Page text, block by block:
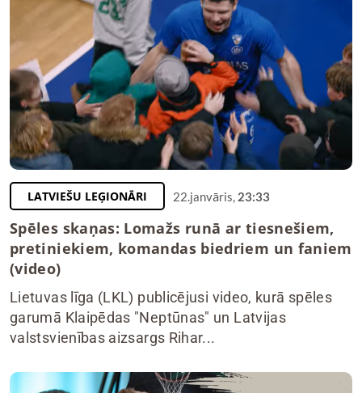
LATVIEŠU LEĢIONĀRI 22.janvāris, 23:33
Spēles skaņas: Lomažs runā ar tiesnešiem,
pretiniekiem, komandas biedriem un faniem
(video)
Lietuvas līga (LKL) publicējusi video, kurā spēles
garumā Klaipēdas "Neptūnas" un Latvijas
valstsvienības aizsargs Rihar...